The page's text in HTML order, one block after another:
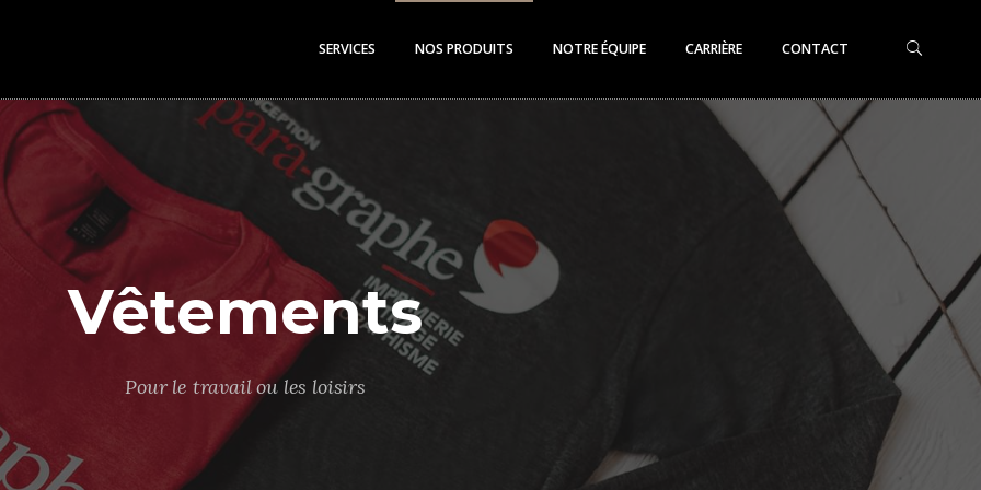
SERVICES NOS PRODUITS NOTRE ÉQUIPE CARRIÈRE CONTACT
Vêtements
Pour le travail ou les loisirs